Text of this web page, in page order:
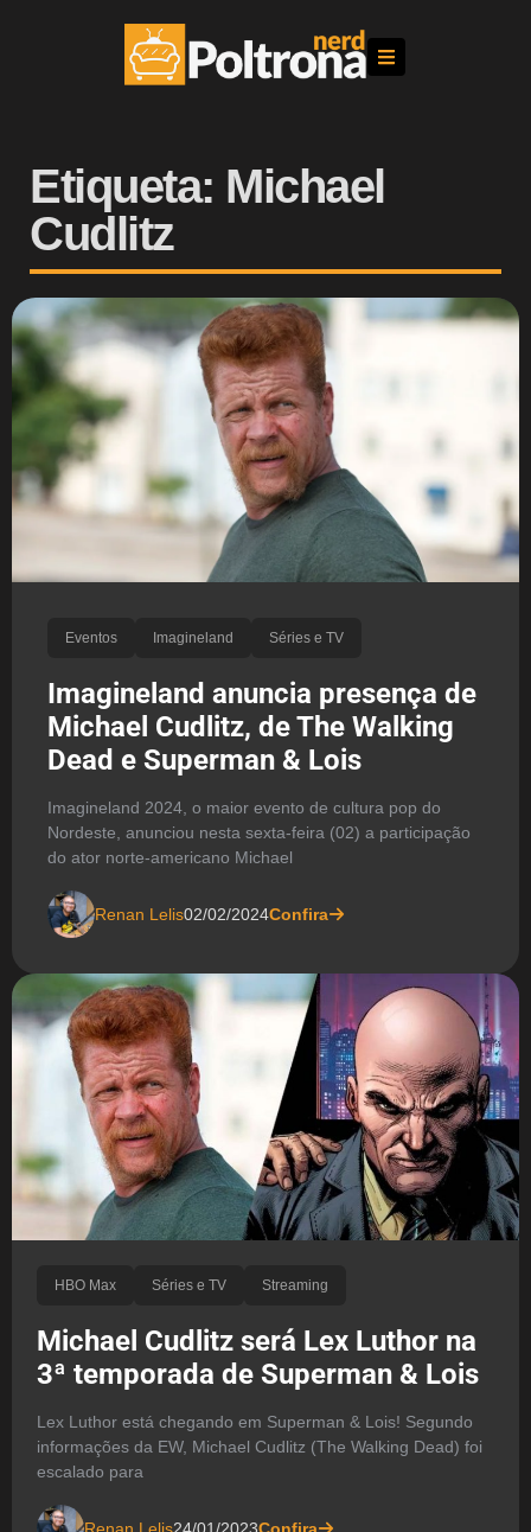
Etiqueta: Michael
Cudlitz
Eventos Imagineland Séries e TV
Imagineland anuncia presença de
Michael Cudlitz, de The Walking
Dead e Superman & Lois
Imagineland 2024, o maior evento de cultura pop do
Nordeste, anunciou nesta sexta-feira (02) a participação
do ator norte-americano Michael
Renan Lelis02/02/2024Confira
HBO Max Séries e TV Streaming
Michael Cudlitz será Lex Luthor na
3ª temporada de Superman & Lois
Lex Luthor está chegando em Superman & Lois! Segundo
informações da EW, Michael Cudlitz (The Walking Dead) foi
escalado para
Renan Lelis24/01/2023Confira